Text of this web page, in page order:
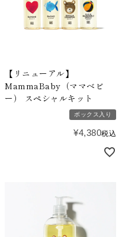
【リニューアル】
MammaBaby（ママベビ
ー） スペシャルキット
ボックス入り
¥4,380税込